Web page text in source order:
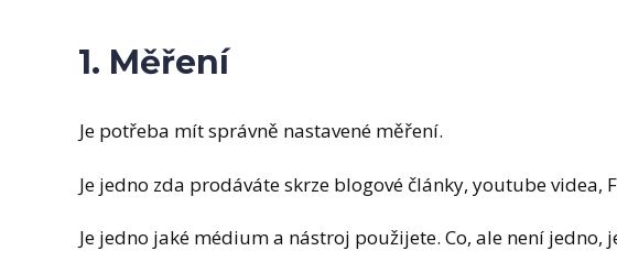
1. Měření
Je potřeba mít správně nastavené měření.
Je jedno zda prodáváte skrze blogové články, youtube videa,
Je jedno jaké médium a nástroj použijete. Co, ale není